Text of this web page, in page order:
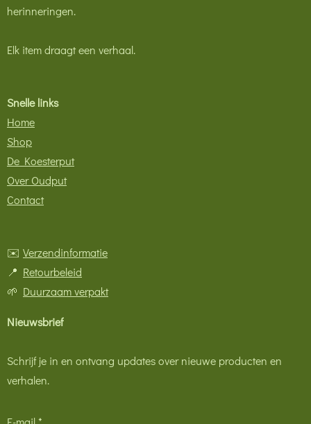
herinneringen.
Elk item draagt een verhaal.
Snelle links
Home
Shop
De Koesterput
Over Oudput
Contact
✉️ Verzendinformatie
📍 Retourbeleid
🌱 Duurzaam verpakt
Nieuwsbrief
Schrijf je in en ontvang updates over nieuwe producten en
verhalen.